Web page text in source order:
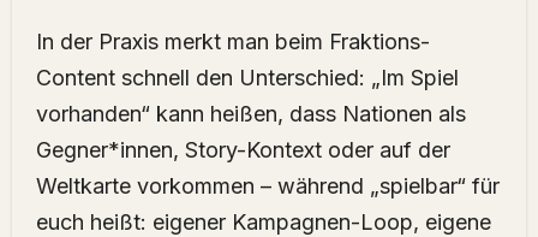
In der Praxis merkt man beim Fraktions-
Content schnell den Unterschied: „Im Spiel
vorhanden“ kann heißen, dass Nationen als
Gegner*innen, Story-Kontext oder auf der
Weltkarte vorkommen – während „spielbar“ für
euch heißt: eigener Kampagnen-Loop, eigene